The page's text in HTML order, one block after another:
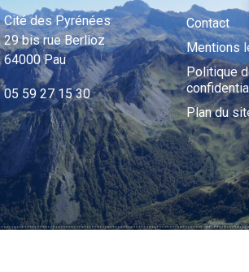
Cité des Pyrénées
29 bis rue Berlioz
64000 Pau
05 59 27 15 30
Contact
Mentions
Politique
Plan du